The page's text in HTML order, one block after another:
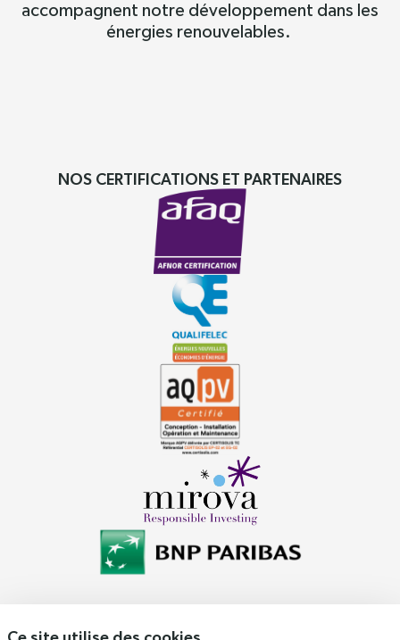
accompagnent notre développement dans les
énergies renouvelables.
NOS CERTIFICATIONS ET PARTENAIRES